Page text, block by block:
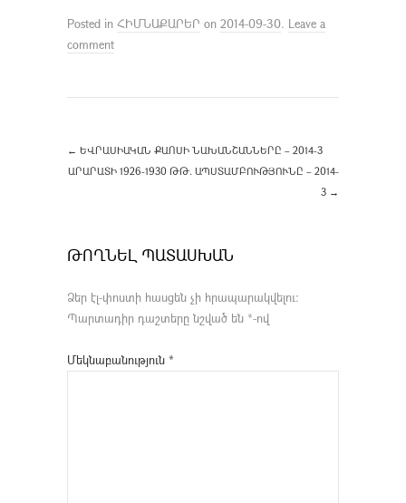
Posted in ՀԻՄՆԱՔԱՐԵՐ on 2014-09-30. Leave a
comment
← ԵՎՐԱՍԻԱԿԱՆ ՔԱՈՍԻ ՆԱԽԱՆՇԱՆՆԵՐԸ – 2014-3
ԱՐԱՐԱՏԻ 1926-1930 ԹԹ. ԱՊՍՏԱՄԲՈՒԹՅՈՒՆԸ – 2014-
3 →
ԹՈՂՆԵԼ ՊԱՏԱՍԽԱՆ
Ձեր էլ-փոստի հասցեն չի հրապարակվելու։
Պարտադիր դաշտերը նշված են *-ով
Մեկնաբանություն *